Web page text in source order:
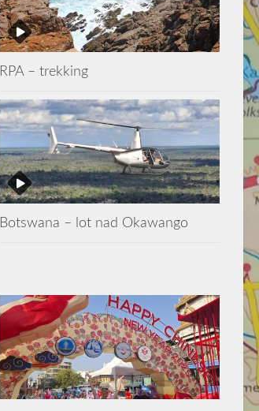
RPA – trekking
Botswana – lot nad Okawango